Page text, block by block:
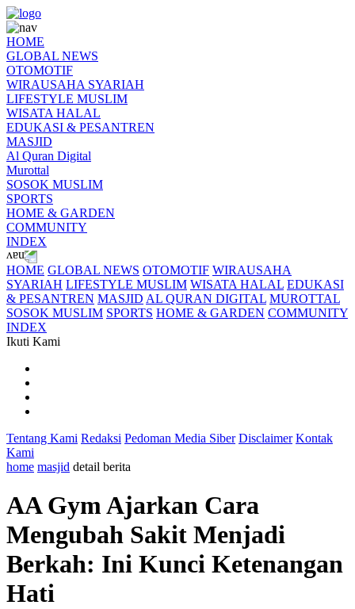
HOME
GLOBAL NEWS
OTOMOTIF
WIRAUSAHA SYARIAH
LIFESTYLE MUSLIM
WISATA HALAL
EDUKASI & PESANTREN
MASJID
Al Quran Digital
Murottal
SOSOK MUSLIM
SPORTS
HOME & GARDEN
COMMUNITY
INDEX
HOME GLOBAL NEWS OTOMOTIF WIRAUSAHA
SYARIAH LIFESTYLE MUSLIM WISATA HALAL EDUKASI
& PESANTREN MASJID AL QURAN DIGITAL MUROTTAL
SOSOK MUSLIM SPORTS HOME & GARDEN COMMUNITY
INDEX
Ikuti Kami
Tentang Kami Redaksi Pedoman Media Siber Disclaimer Kontak
Kami
home masjid detail berita
AA Gym Ajarkan Cara
Mengubah Sakit Menjadi
Berkah: Ini Kunci Ketenangan
Hati